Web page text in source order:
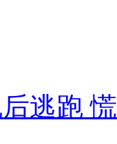
逃跑